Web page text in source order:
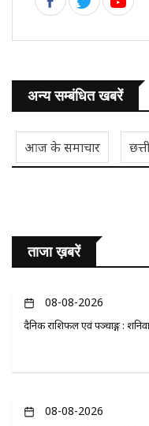
अन्य सम्बंधित खबरें
आज के समाचार
ताजा ख़बरें
08-08-2026
दैनिक राशिफल एवं पञ्चाङ्ग :
08-08-2026